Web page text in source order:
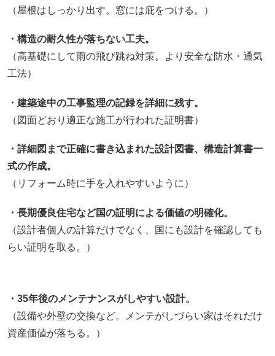
（屋根はしっかり出す。窓には庇をつける。）
・構造の耐久性が落ちない工夫。
（高基礎にして雨の飛び跳ね対策。より安全な防水・通気
工法）
・建築途中の工事監理の記録を詳細に残す。
（図面どおり適正な施工が行われた証明書）
・詳細図まで正確に書き込まれた設計図書、構造計算書一
式の作成。
（リフォーム時に手を入れやすいように）
・長期優良住宅など国の証明による価値の明確化。
（設計者個人の計算だけでなく、国にも設計を確認しても
らい証明を取る。）
・35年後のメンテナンスがしやすい設計。
（設備や外壁の交換など。メンテがしづらい家はそれだけ
資産価値が落ちる。）